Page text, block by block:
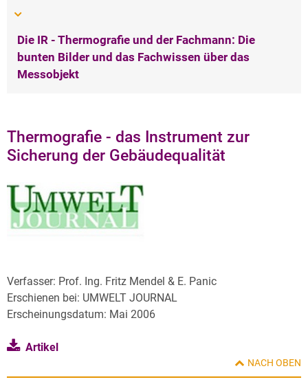
Die IR - Thermografie und der Fachmann: Die
bunten Bilder und das Fachwissen über das
Messobjekt
Thermografie - das Instrument zur
Sicherung der Gebäudequalität
Verfasser: Prof. Ing. Fritz Mendel & E. Panic
Erschienen bei: UMWELT JOURNAL
Erscheinungsdatum: Mai 2006
Artikel
NACH OBEN